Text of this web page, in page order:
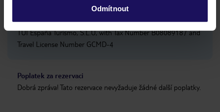
Odmítnout
Pořadatel
TUI España Turismo, S.L.U, with Tax Number B08089187 and
Travel License Number GCMD-4
Poplatek za rezervaci
Dobrá zpráva! Tato rezervace nevyžaduje žádné další poplatky.